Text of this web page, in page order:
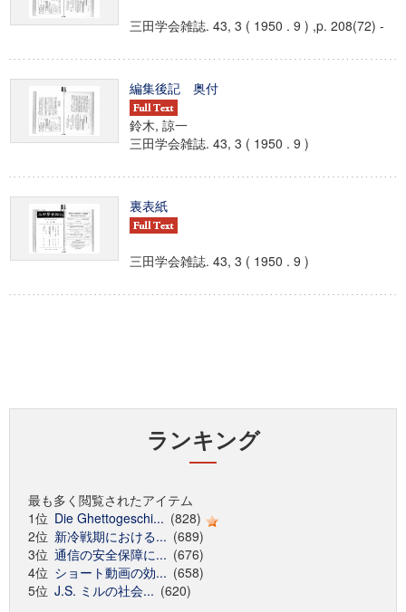
三田学会雑誌. 43, 3 ( 1950 . 9 ) ,p. 208(72) -
編集後記 奥付
鈴木, 諒一
三田学会雑誌. 43, 3 ( 1950 . 9 )
裏表紙
三田学会雑誌. 43, 3 ( 1950 . 9 )
ランキング
最も多く閲覧されたアイテム
1位 Die Ghettogeschi... (828)
2位 新冷戦期における... (689)
3位 通信の安全保障に... (676)
4位 ショート動画の効... (658)
5位 J.S. ミルの社会... (620)